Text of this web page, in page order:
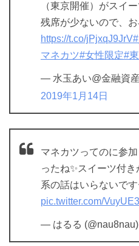
（東京開催）がスイ
残席が少ないので、お
https://t.co/jPjxqJ9JrV
マネカツ#女性限定#
— 水玉あい@金融資
2019年1月14日
マネカツってのに参
ったね✨スイーツ付
系の話はいらないです
pic.twitter.com/
— はるる (@nau8nau)